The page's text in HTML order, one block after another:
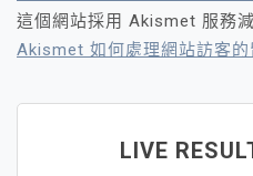
這個網站採用 Akismet 服務
Akismet 如何處理網站訪客的
LIVE